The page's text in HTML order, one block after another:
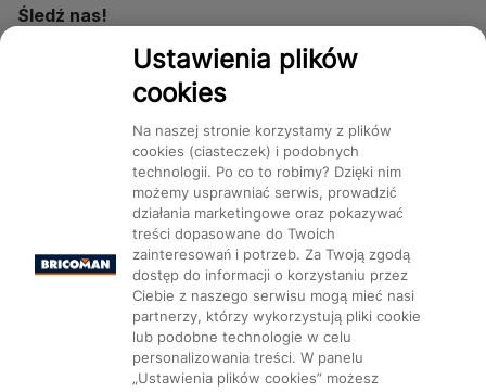
Śledź nas!
Dostępność
Kategorie Produkty Marki CMS
Ustawienia plików cookie
Ustawienia plików
cookies
Na naszej stronie korzystamy z plików
cookies (ciasteczek) i podobnych
technologii. Po co to robimy? Dzięki nim
możemy usprawniać serwis, prowadzić
działania marketingowe oraz pokazywać
treści dopasowane do Twoich
zainteresowań i potrzeb. Za Twoją zgodą
dostęp do informacji o korzystaniu przez
Ciebie z naszego serwisu mogą mieć nasi
partnerzy, którzy wykorzystują pliki cookie
lub podobne technologie w celu
personalizowania treści. W panelu
„Ustawienia plików cookies” możesz